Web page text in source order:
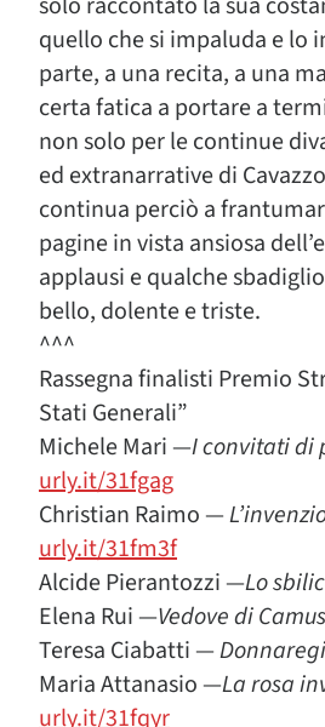
quello che si impaluda e lo
parte, a una recita, a una
certa fatica a portare a
non solo per le continue
ed extranarrative di
continua perciò a
pagine in vista ansiosa
applausi e qualche
bello, dolente e triste.
^^^
Rassegna finalisti Premio
Stati Generali”
Michele Mari —Iconvitatidi
urly.it/31fgag
Christian Raimo —
urly.it/31fm3f
Alcide Pierantozzi —Lo
Elena Rui —Vedove di Camus
Teresa Ciabatti —
Maria Attanasio —La rosa
urly.it/31fqyr